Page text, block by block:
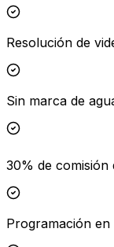
Resolución de
Sin marca de
30% de comisión
Programación en